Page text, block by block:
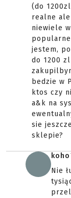
(do
realne
niewiele
popularne
jestem,
do 1200
bedzie w
ktos czy
a&k na
sie
sklepie?
koho
Nie